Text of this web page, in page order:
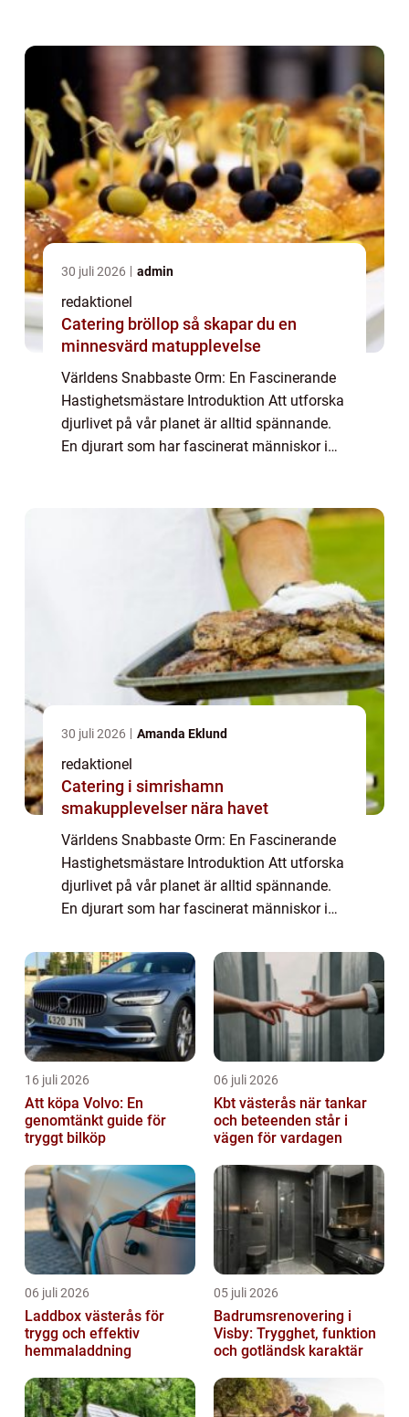
30 juli 2026 admin
redaktionel
Catering bröllop så skapar du en
minnesvärd matupplevelse
Världens Snabbaste Orm: En Fascinerande
Hastighetsmästare Introduktion Att utforska
djurlivet på vår planet är alltid spännande.
En djurart som har fascinerat människor i
30 juli 2026 Amanda Eklund
redaktionel
Catering i simrishamn
smakupplevelser nära havet
Världens Snabbaste Orm: En Fascinerande
Hastighetsmästare Introduktion Att utforska
djurlivet på vår planet är alltid spännande.
En djurart som har fascinerat människor i
eleganta varelser finns i olika stor...
16 juli 2026
Att köpa Volvo: En
genomtänkt guide för
tryggt bilköp
06 juli 2026
Kbt västerås när tankar
och beteenden står i
vägen för vardagen
06 juli 2026
Laddbox västerås för
trygg och effektiv
hemmaladdning
05 juli 2026
Badrumsrenovering i
Visby: Trygghet, funktion
och gotländsk karaktär